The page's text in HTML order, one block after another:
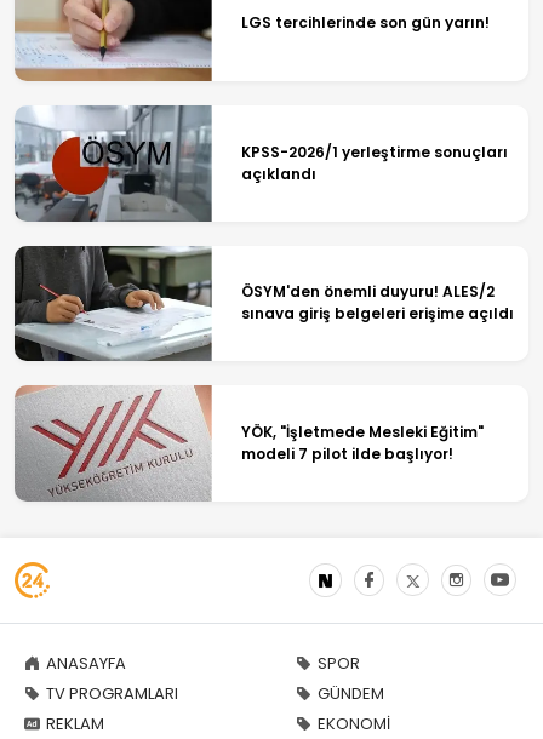
LGS tercihlerinde son gün yarın!
KPSS-2026/1 yerleştirme sonuçları
açıklandı
ÖSYM'den önemli duyuru! ALES/2
sınava giriş belgeleri erişime açıldı
YÖK, "İşletmede Mesleki Eğitim"
modeli 7 pilot ilde başlıyor!
ANASAYFA
TV PROGRAMLARI
REKLAM
SPOR
GÜNDEM
EKONOMİ